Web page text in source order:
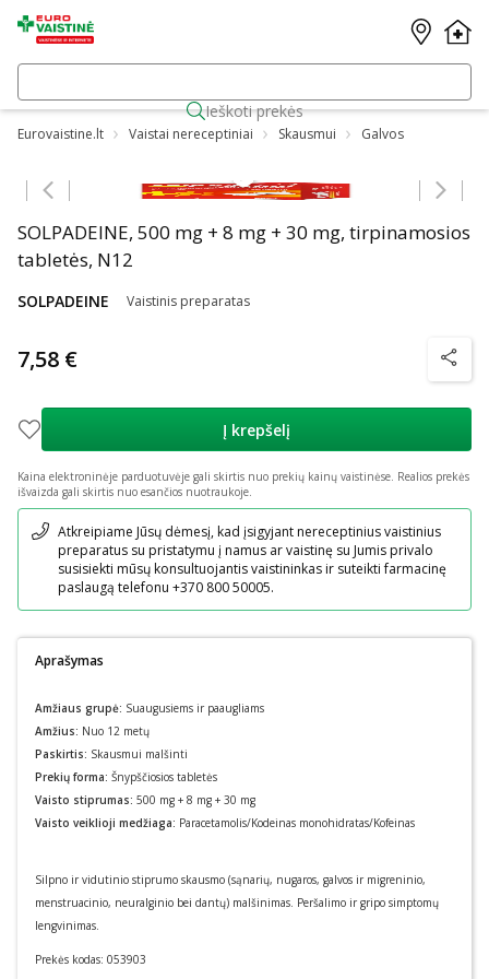
Ieškoti prekės
Eurovaistine.lt Vaistai nereceptiniai Skausmui Galvos
SOLPADEINE, 500 mg + 8 mg + 30 mg, tirpinamosios
tabletės, N12
SOLPADEINE Vaistinis preparatas
7,58 €
Į krepšelį
Kaina elektroninėje parduotuvėje gali skirtis nuo prekių kainų vaistinėse. Realios prekės
išvaizda gali skirtis nuo esančios nuotraukoje.
Pranešimas
Atkreipiame Jūsų dėmesį, kad įsigyjant nereceptinius vaistinius
preparatus su pristatymu į namus ar vaistinę su Jumis privalo
susisiekti mūsų konsultuojantis vaistininkas ir suteikti farmacinę
paslaugą telefonu +370 800 50005.
Aprašymas
Amžiaus grupė: Suaugusiems ir paaugliams
Amžius: Nuo 12 metų
Paskirtis: Skausmui malšinti
Prekių forma: Šnypščiosios tabletės
Vaisto stiprumas: 500 mg + 8 mg + 30 mg
Vaisto veiklioji medžiaga: Paracetamolis/Kodeinas monohidratas/Kofeinas
Silpno ir vidutinio stiprumo skausmo (sąnarių, nugaros, galvos ir migreninio,
menstruacinio, neuralginio bei dantų) malšinimas. Peršalimo ir gripo simptomų
lengvinimas.
Prekės kodas: 053903